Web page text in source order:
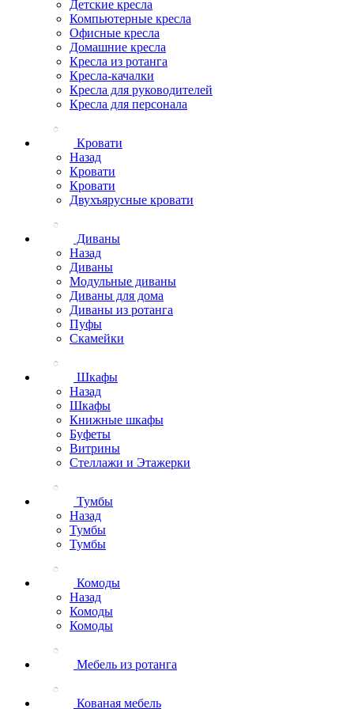
Детские кресла
Компьютерные кресла
Офисные кресла
Домашние кресла
Кресла из ротанга
Кресла-качалки
Кресла для руководителей
Кресла для персонала
Кровати
Назад
Кровати
Кровати
Двухъярусные кровати
Диваны
Назад
Диваны
Модульные диваны
Диваны для дома
Диваны из ротанга
Пуфы
Скамейки
Шкафы
Назад
Шкафы
Книжные шкафы
Буфеты
Витрины
Стеллажи и Этажерки
Тумбы
Назад
Тумбы
Тумбы
Комоды
Назад
Комоды
Комоды
Мебель из ротанга
Кованая мебель